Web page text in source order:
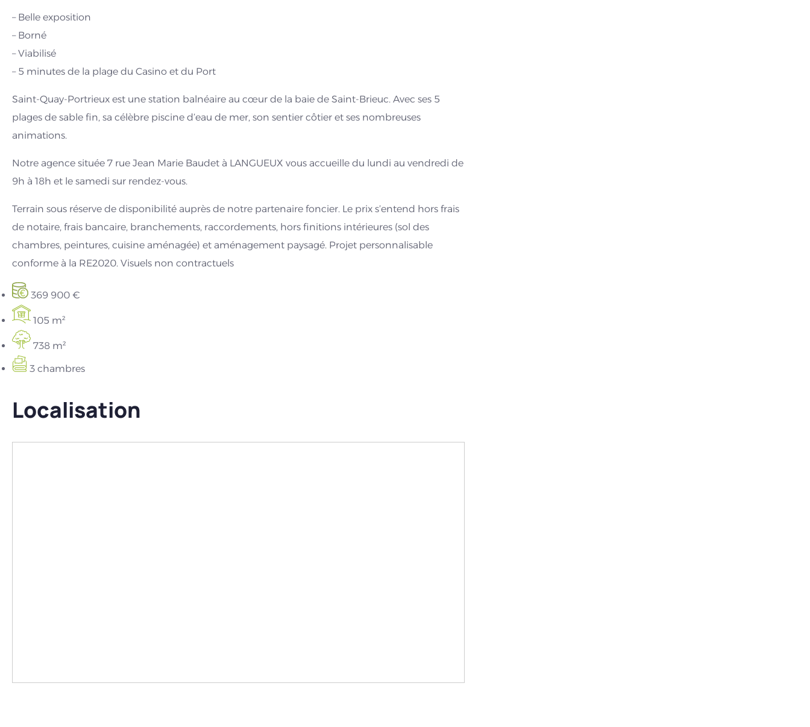
– Belle exposition
– Borné
– Viabilisé
– 5 minutes de la plage du Casino et du Port
Saint-Quay-Portrieux est une station balnéaire au cœur de la baie de Saint-Brieuc. Avec ses 5
plages de sable fin, sa célèbre piscine d’eau de mer, son sentier côtier et ses nombreuses
animations.
Notre agence située 7 rue Jean Marie Baudet à LANGUEUX vous accueille du lundi au vendredi de
9h à 18h et le samedi sur rendez-vous.
Terrain sous réserve de disponibilité auprès de notre partenaire foncier. Le prix s’entend hors frais
de notaire, frais bancaire, branchements, raccordements, hors finitions intérieures (sol des
chambres, peintures, cuisine aménagée) et aménagement paysagé. Projet personnalisable
conforme à la RE2020. Visuels non contractuels
369 900 €
105 m²
738 m²
3 chambres
Localisation